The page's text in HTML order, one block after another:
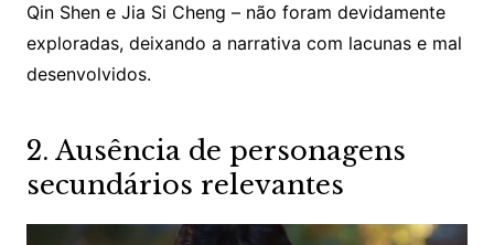
Qin Shen e Jia Si Cheng – não foram devidamente
exploradas, deixando a narrativa com lacunas e mal
desenvolvidos.
2. Ausência de personagens
secundários relevantes